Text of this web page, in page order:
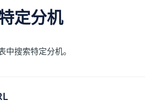
定分机
中搜索特定分机。